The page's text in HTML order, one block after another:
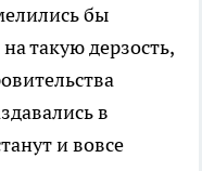
бы
такую дерзость,
в
и вовсе